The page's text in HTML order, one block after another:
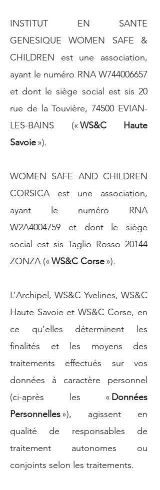
INSTITUT EN SANTE
GENESIQUE WOMEN SAFE &
CHILDREN est une association,
ayant le numéro RNA W744006657
et dont le siège social est sis 20
rue de la Touvière, 74500 EVIAN-
LES-BAINS («WS&C Haute
Savoie»).
WOMEN SAFE AND CHILDREN
CORSICA est une association,
ayant le numéro RNA
W2A4004759 et dont le siège
social est sis Taglio Rosso 20144
ZONZA («WS&C Corse»).
L’Archipel, WS&C Yvelines, WS&C
Haute Savoie et WS&C Corse, en
ce qu’elles déterminent les
finalités et les moyens des
traitements effectués sur vos
données à caractère personnel
(ci-après les « Données
Personnelles»), agissent en
qualité de responsables de
traitement autonomes ou
conjoints selon les traitements.